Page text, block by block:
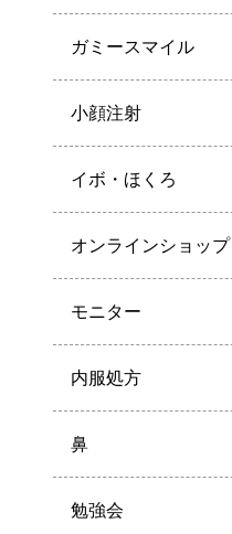
ガミースマイル
小顔注射
イボ・ほくろ
オンラインショップ
モニター
内服処方
鼻
勉強会